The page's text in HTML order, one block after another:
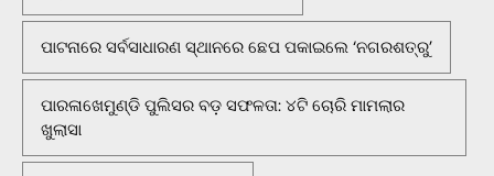
ପାଟନାରେ ସର୍ବସାଧାରଣ ସ୍ଥାନରେ ଛେପ ପକାଇଲେ ‘ନଗରଶତ୍ରୁ’
ପାରଳାଖେମୁଣ୍ଡି ପୁଲିସର ବଡ଼ ସଫଳତା: ୪ଟି ଚୋରି ମାମଲାର
ଖୁଲାସା